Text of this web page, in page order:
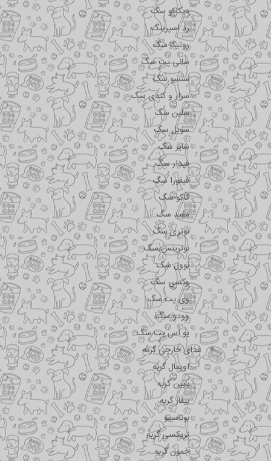
دیکاکو سگ
رد اسپرینگ
روتیکا سگ
سانی پت سگ
سنسو سگ
سزار و کندی سگ
سلبن سگ
سویل سگ
شایر سگ
فیدار سگ
فیفورا سگ
کاکو سگ
مفید سگ
نوتری سگ
نوترینس سگ
نوول سگ
وکسی سگ
وی پت سگ
وودو سگ
یو اس پت سگ
غذای خارجی گربه
اویمال گربه
بابین گربه
بیفار گربه
بوناسیبو
تریکسی گربه
جمون گربه